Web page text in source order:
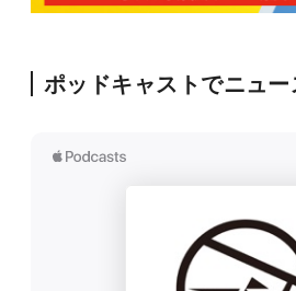
ポッドキャストでニュー